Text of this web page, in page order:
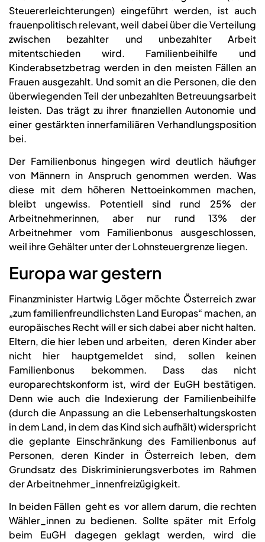
Steuererleichterungen) eingeführt werden, ist auch
frauenpolitisch relevant, weil dabei über die Verteilung
zwischen bezahlter und unbezahlter Arbeit
mitentschieden wird. Familienbeihilfe und
Kinderabsetzbetrag werden in den meisten Fällen an
Frauen ausgezahlt. Und somit an die Personen, die den
überwiegenden Teil der unbezahlten Betreuungsarbeit
leisten. Das trägt zu ihrer finanziellen Autonomie und
einer gestärkten innerfamiliären Verhandlungsposition
bei.
Der Familienbonus hingegen wird deutlich häufiger
von Männern in Anspruch genommen werden. Was
diese mit dem höheren Nettoeinkommen machen,
bleibt ungewiss. Potentiell sind rund 25% der
Arbeitnehmerinnen, aber nur rund 13% der
Arbeitnehmer vom Familienbonus ausgeschlossen,
weil ihre Gehälter unter der Lohnsteuergrenze liegen.
Europa war gestern
Finanzminister Hartwig Löger möchte Österreich zwar
„zum familienfreundlichsten Land Europas“ machen, an
europäisches Recht will er sich dabei aber nicht halten.
Eltern, die hier leben und arbeiten, deren Kinder aber
nicht hier hauptgemeldet sind, sollen keinen
Familienbonus bekommen. Dass das nicht
europarechtskonform ist, wird der EuGH bestätigen.
Denn wie auch die Indexierung der Familienbeihilfe
(durch die Anpassung an die Lebenserhaltungskosten
in dem Land, in dem das Kind sich aufhält) widerspricht
die geplante Einschränkung des Familienbonus auf
Personen, deren Kinder in Österreich leben, dem
Grundsatz des Diskriminierungsverbotes im Rahmen
der Arbeitnehmer_innenfreizügigkeit.
In beiden Fällen geht es vor allem darum, die rechten
Wähler_innen zu bedienen. Sollte später mit Erfolg
beim EuGH dagegen geklagt werden, wird die